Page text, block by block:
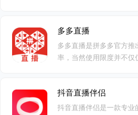
多多直播
多多直播是拼多多官方
率，当然使用限度并不
抖音直播伴侣
抖音直播伴侣是一款专